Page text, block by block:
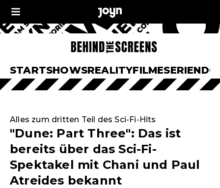
STARTSHOWSREALITYFILMESERIEN
Alles zum dritten Teil des Sci-Fi-Hits
"Dune: Part Three": Das ist
bereits über das Sci-Fi-
Spektakel mit Chani und Paul
Atreides bekannt